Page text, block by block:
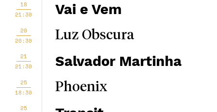
18
21:30
Vai e Vem
20
20:30
Luz Obscura
21
21:30
Salvador Martinha
25
18:30
Phoenix
25